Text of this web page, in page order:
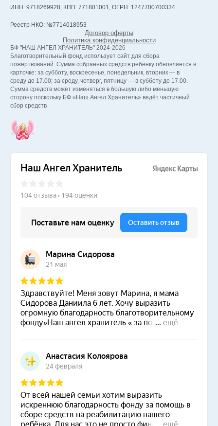
ИНН: 9718269928, КПП: 771801001, ОГРН: 1247700700334
Реестр НКО: №7714018953
Договор оферты
Политика конфиденциальности
БФ "НАШ АНГЕЛ ХРАНИТЕЛЬ" 2024-2026
Благотворительный фонд использует сайт для сбора
пожертвований. Сумма собранных средств ребёнку обновляется в
карточке: за субботу, воскресенье, понедельник, вторник — в
среду до 17.00; за среду, четверг, пятницу — в субботу до 17.00.
Сумма средств может изменяться в большую либо меньшую
сторону поскольку БФ «Наш Ангел Хранитель» ведёт частичный
сбор средств